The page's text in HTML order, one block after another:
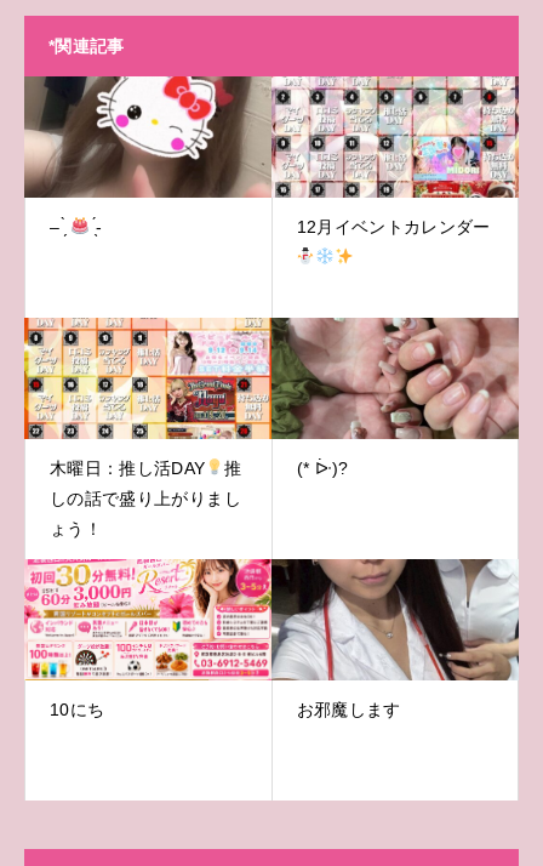
*関連記事
– ̗̀ ̖́- 12月イベントカレンダー
木曜日：推し活DAY
推
しの話で盛り上がりまし
ょう！
(* ᐕ)?
10にち お邪魔します